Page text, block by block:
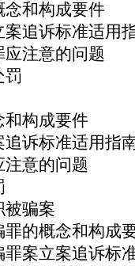
念和构成要件
追诉标准适用
应注意的问题
罚
和构成要件
诉标准适用指
注意的问题
被骗案
的概念和构成
案立案追诉标